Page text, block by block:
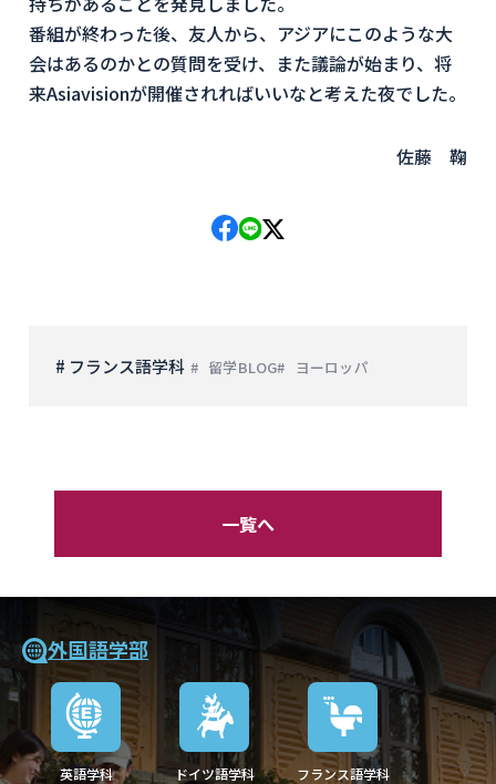
番組が終わった後、友人から、アジアにこのような大
会はあるのかとの質問を受け、また議論が始まり、将
来Asiavisionが開催されればいいなと考えた夜でした。
佐藤 鞠
# フランス語学科 留学BLOG ヨーロッパ
一覧へ
外国語学部
英語学科 ドイツ語学科 フランス語学科